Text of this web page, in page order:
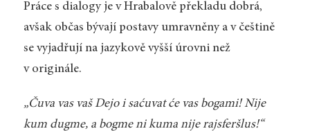
Práce s dialogy je v Hrabalově překladu dobrá,
avšak občas bývají postavy umravněny a v češtině
se vyjadřují na jazykově vyšší úrovni než
v originále.
„Čuva vas vaš Dejo i saćuvat će vas bogami! Nije
kum dugme, a bogme ni kuma nije rajsferšlus!“